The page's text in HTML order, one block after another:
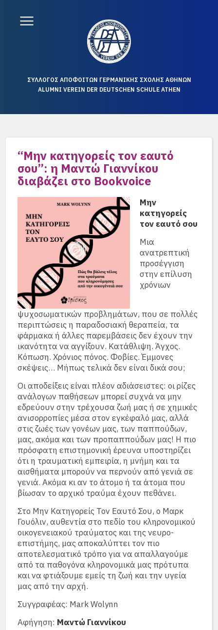
ΣΥΛΛΟΓΟΣ ΑΠΟΦΟΙΤΩΝ ΓΕΡΜΑΝΙΚΗΣ ΣΧΟΛΗΣ ΑΘΗΝΩΝ
ALUMNI VEREIN DER DEUTSCHEN SCHULE ATHEN
“Μην κατηγορείς τον εαυτό
σου”: η Μαντώ Γιαννίκου
διαβάζει στο Bookvoice
Μην
κατηγορείς
τον εαυτό σου
Μια
ανατρεπτική
προσέγγιση
στην επίλυση
χρόνιων
ψυχοσωματικών προβλημάτων, που σε πολλές
περιπτώσεις η παραδοσιακή θεραπεία, τα
φάρμακα ή άλλες παρεμβάσεις δεν έχουν την
ικανότητα να αγγίξουν. Κατάθλιψη. Άγχος.
Κόπωση. Χρόνιος πόνος. Φοβίες. Έμμονες
σκέψεις… Μήπως τελικά δεν είναι δικά σου;
Οι αποδείξεις είναι πλέον αδιάσειστες: οι ρίζες
ανάλογων παθήσεων μπορεί συχνά να μην
εδρεύουν στην τρέχουσα ζωή μας ή σε χημικές
ανισορροπίες μέσα στον εγκέφαλό μας, αλλά
στις ζωές των γονέων μας, των παππούδων,
μας, ακόμα και των προπαππούδων μας! Η πιο
πρόσφατη επιστημονική έρευνα υποστηρίζει
ότι η τραυματική εμπειρία, η μνήμη και τα
αισθήματα μπορούν να περνούν από γενιά σε
γενιά. Ακόμα κι αν το άτομο ή τα άτομα που
βίωσαν το αρχικό τραύμα έχουν πεθάνει.
Στο Μην Κατηγορείς Τον Εαυτό Σου, ο Μαρκ
Γουόλιν, αυθεντία στο πεδίο του κληρονομικού
οικογενειακού τραύματος και της νευρο-
επιστήμης, μας αποκαλύπτει τον πιο
αποτελεσματικό τρόπο για να απαλλαγούμε
από τα παθογόνα κληρονομικά μας πρότυπα
και να φτιάξουμε εμείς τη ζωή και την υγεία
μας από την αρχή.
Συγγραφέας: Mark Wolynn
Αφήγηση: Μαντώ Γιαννίκου